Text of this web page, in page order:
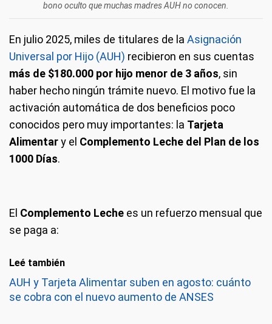
bono oculto que muchas madres AUH no conocen.
En julio 2025, miles de titulares de la Asignación
Universal por Hijo (AUH) recibieron en sus cuentas
más de $180.000 por hijo menor de 3 años, sin
haber hecho ningún trámite nuevo. El motivo fue la
activación automática de dos beneficios poco
conocidos pero muy importantes: la Tarjeta
Alimentary el Complemento Leche del Plan de los
1000 Días.
El Complemento Leche es un refuerzo mensual que
se paga a:
Leé también
AUH y Tarjeta Alimentar suben en agosto: cuánto
se cobra con el nuevo aumento de ANSES